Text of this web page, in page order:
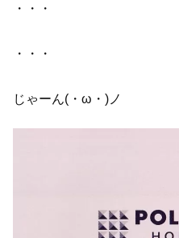
・・・
・・・
じゃーん(・ω・)ノ